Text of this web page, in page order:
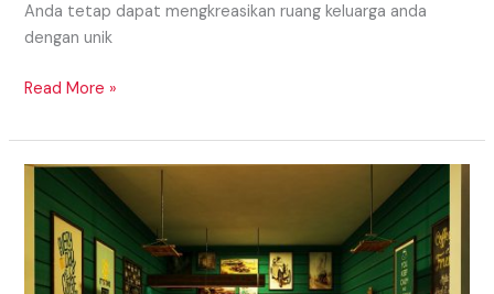
Anda tetap dapat mengkreasikan ruang keluarga anda
dengan unik
Read More »
Interior
Cafe
Daerah
Jember
Yang